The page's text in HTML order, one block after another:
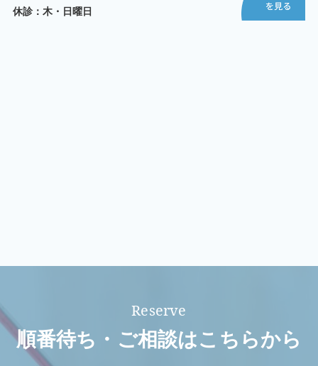
休診：木・日曜日
順番待ち・ご相談はこちらから